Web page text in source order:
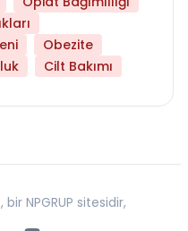
Obezite
Cilt Bakımı
, bir NPGRUP sitesidir,